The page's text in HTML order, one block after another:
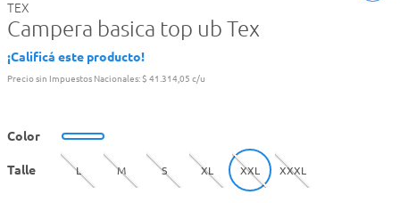
TEX
Campera basica top ub Tex
¡Calificá este producto!
Precio sin Impuestos Nacionales:$ 41.314,05 c/u
Color
Talle L M S XL XXL XXXL